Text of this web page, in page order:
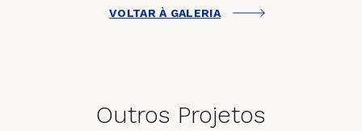
VOLTAR À GALERIA
Outros Projetos